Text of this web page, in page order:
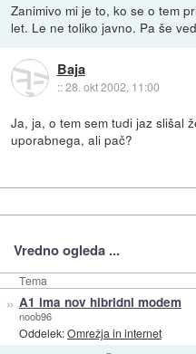
Zanimivo mi je to, ko se o tem
let. Le ne toliko javno. Pa še
Baja
::28. okt 2002, 11:00
Ja, ja, o tem sem tudi jaz slišal
uporabnega, ali pač?
Vredno ogleda ...
Tema
» A1 ima nov hibridni modem
noob96
Oddelek:Omrežja in internet